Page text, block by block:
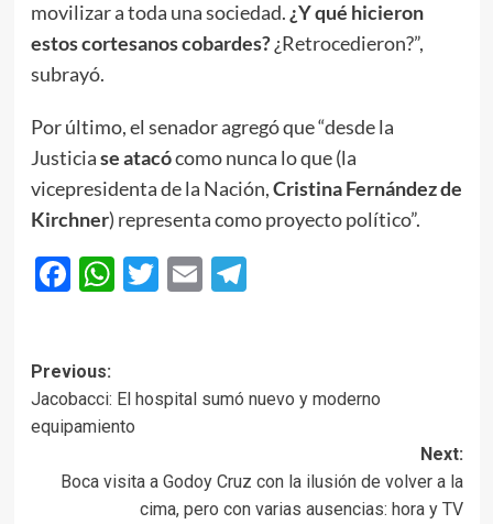
movilizar a toda una sociedad. ¿Y qué hicieron
estos cortesanos cobardes?¿Retrocedieron?”,
subrayó.
Por último, el senador agregó que “desde la
Justiciase atacócomo nunca lo que (la
vicepresidenta de la Nación,Cristina Fernández de
Kirchner) representa como proyecto político”.
Facebook
WhatsApp
Twitter
EmailTelegram
Post
navigation
Previous:
Jacobacci: El hospital sumó nuevo y moderno
equipamiento
Next:
Boca visita a Godoy Cruz con la ilusión de volver a la
cima, pero con varias ausencias: hora y TV